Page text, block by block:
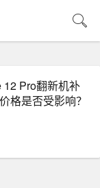
Pro翻新机补
格是否受影响？